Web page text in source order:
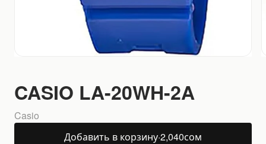
CASIO LA-20WH-2A
Casio
Добавить в корзину·2,040сом